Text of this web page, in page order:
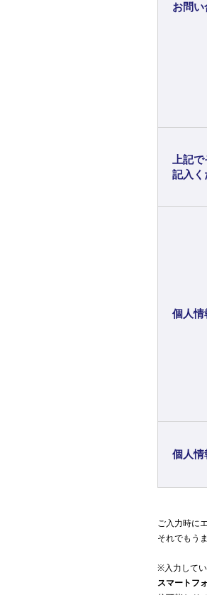
お問い
上記
記入く
個人情
個人情
ご入力時に
それでもう
※入力して
スマートフ